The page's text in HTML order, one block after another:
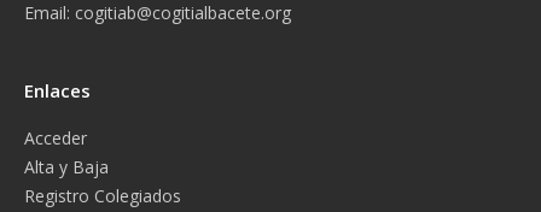
Email: cogitiab@cogitialbacete.org
Enlaces
Acceder
Alta y Baja
Registro Colegiados